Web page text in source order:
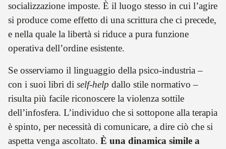
socializzazione imposte. È il luogo stesso in cui l’agire
si produce come effetto di una scrittura che ci precede,
e nella quale la libertà si riduce a pura funzione
operativa dell’ordine esistente.
Se osserviamo il linguaggio della psico-industria –
con i suoi libri di self-help dallo stile normativo –
risulta più facile riconoscere la violenza sottile
dell’infosfera. L’individuo che si sottopone alla terapia
è spinto, per necessità di comunicare, a dire ciò che si
aspetta venga ascoltato. È una dinamica simile a